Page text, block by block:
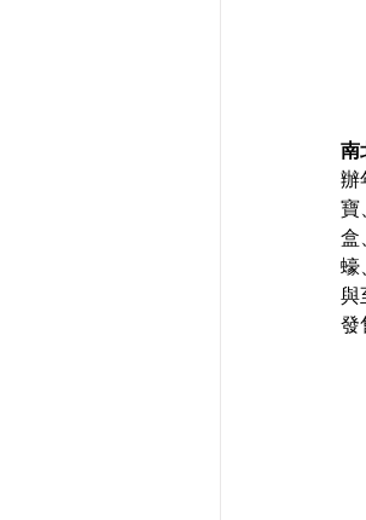
南
辦
寶
盒
蠔
與
發